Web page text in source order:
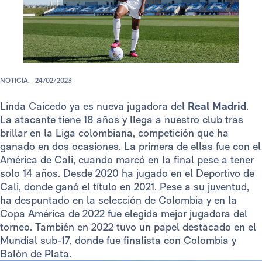
NOTICIA. 24/02/2023
Linda Caicedo ya es nueva jugadora del Real Madrid.
La atacante tiene 18 años y llega a nuestro club tras
brillar en la Liga colombiana, competición que ha
ganado en dos ocasiones. La primera de ellas fue con el
América de Cali, cuando marcó en la final pese a tener
solo 14 años. Desde 2020 ha jugado en el Deportivo de
Cali, donde ganó el título en 2021. Pese a su juventud,
ha despuntado en la selección de Colombia y en la
Copa América de 2022 fue elegida mejor jugadora del
torneo. También en 2022 tuvo un papel destacado en el
Mundial sub-17, donde fue finalista con Colombia y
Balón de Plata.